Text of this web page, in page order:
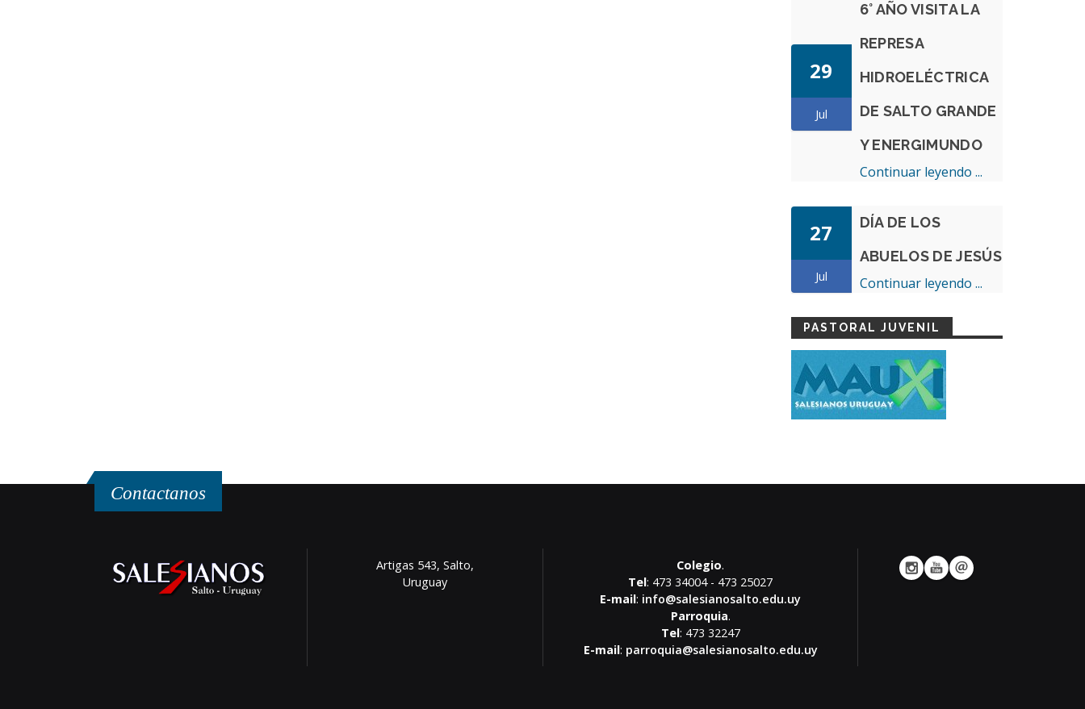
29
Jul
6° AÑO VISITA LA
REPRESA
HIDROELÉCTRICA
DE SALTO GRANDE
Y ENERGIMUNDO
Continuar leyendo ...
27
Jul
DÍA DE LOS
ABUELOS DE JESÚS
Continuar leyendo ...
PASTORAL JUVENIL
Contactanos
Artigas 543, Salto,
Uruguay
Colegio.
Tel: 473 34004 - 473 25027
E-mail: info@salesianosalto.edu.uy
Parroquia.
Tel: 473 32247
E-mail: parroquia@salesianosalto.edu.uy